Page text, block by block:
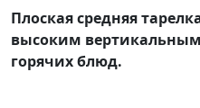
Плоская средняя
высоким
горячих блюд.